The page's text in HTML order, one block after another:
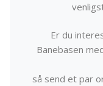
Er du
Banebasen
så send et par